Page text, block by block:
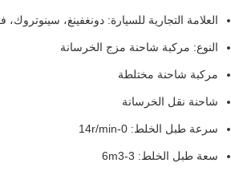
العلامة التجارية للسيارة: دونغفينغ، سينوتروك،
النوع: مركبة شاحنة مزج الخرسانة
مركبة شاحنة مختلطة
شاحنة نقل الخرسانة
سرعة طبل الخلط: 0-14r/min
سعة طبل الخلط: 3-6m3